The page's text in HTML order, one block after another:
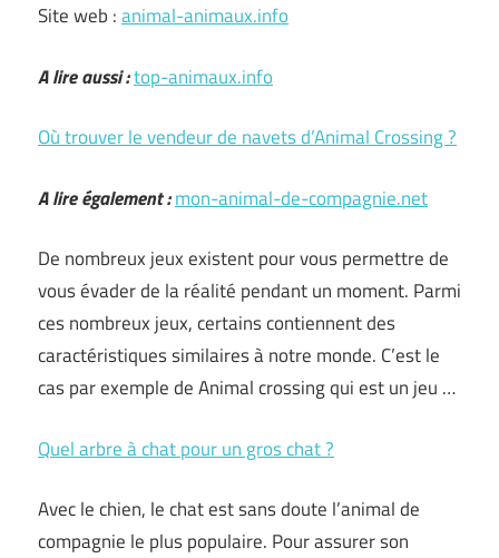
Site web :animal-animaux.info
A lire aussi :top-animaux.info
Où trouver le vendeur de navets d’Animal Crossing ?
A lire également :mon-animal-de-compagnie.net
De nombreux jeux existent pour vous permettre de
vous évader de la réalité pendant un moment. Parmi
ces nombreux jeux, certains contiennent des
caractéristiques similaires à notre monde. C’est le
cas par exemple de Animal crossing qui est un jeu …
Quel arbre à chat pour un gros chat ?
Avec le chien, le chat est sans doute l’animal de
compagnie le plus populaire. Pour assurer son